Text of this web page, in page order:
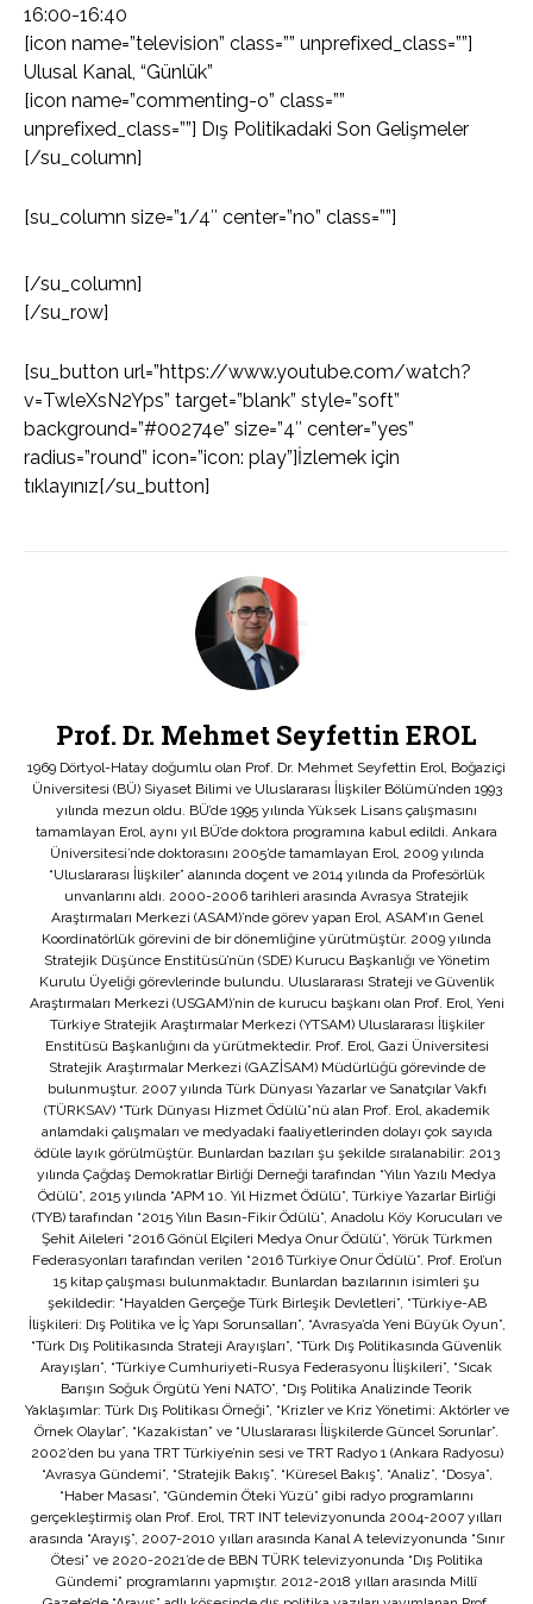
16:00-16:40
[icon name=”television” class=”” unprefixed_class=””]
Ulusal Kanal, “Günlük”
[icon name=”commenting-o” class=””
unprefixed_class=””] Dış Politikadaki Son Gelişmeler
[/su_column]
[su_column size=”1/4″ center=”no” class=””]
[/su_column]
[/su_row]
[su_button url=”https://www.youtube.com/watch?
v=TwleXsN2Yps” target=”blank” style=”soft”
background=”#00274e” size=”4″ center=”yes”
radius=”round” icon=”icon: play”]İzlemek için
tıklayınız[/su_button]
Prof. Dr. Mehmet Seyfettin EROL
1969 Dörtyol-Hatay doğumlu olan Prof. Dr. Mehmet Seyfettin Erol, Boğaziçi
Üniversitesi (BÜ) Siyaset Bilimi ve Uluslararası İlişkiler Bölümü’nden 1993
yılında mezun oldu. BÜ’de 1995 yılında Yüksek Lisans çalışmasını
tamamlayan Erol, aynı yıl BÜ’de doktora programına kabul edildi. Ankara
Üniversitesi’nde doktorasını 2005’de tamamlayan Erol, 2009 yılında
“Uluslararası İlişkiler” alanında doçent ve 2014 yılında da Profesörlük
unvanlarını aldı. 2000-2006 tarihleri arasında Avrasya Stratejik
Araştırmaları Merkezi (ASAM)’nde görev yapan Erol, ASAM’ın Genel
Koordinatörlük görevini de bir dönemliğine yürütmüştür. 2009 yılında
Stratejik Düşünce Enstitüsü’nün (SDE) Kurucu Başkanlığı ve Yönetim
Kurulu Üyeliği görevlerinde bulundu. Uluslararası Strateji ve Güvenlik
Araştırmaları Merkezi (USGAM)’nin de kurucu başkanı olan Prof. Erol, Yeni
Türkiye Stratejik Araştırmalar Merkezi (YTSAM) Uluslararası İlişkiler
Enstitüsü Başkanlığını da yürütmektedir. Prof. Erol, Gazi Üniversitesi
Stratejik Araştırmalar Merkezi (GAZİSAM) Müdürlüğü görevinde de
bulunmuştur. 2007 yılında Türk Dünyası Yazarlar ve Sanatçılar Vakfı
(TÜRKSAV) “Türk Dünyası Hizmet Ödülü”nü alan Prof. Erol, akademik
anlamdaki çalışmaları ve medyadaki faaliyetlerinden dolayı çok sayıda
ödüle layık görülmüştür. Bunlardan bazıları şu şekilde sıralanabilir: 2013
yılında Çağdaş Demokratlar Birliği Derneği tarafından “Yılın Yazılı Medya
Ödülü”, 2015 yılında “APM 10. Yıl Hizmet Ödülü”, Türkiye Yazarlar Birliği
(TYB) tarafından “2015 Yılın Basın-Fikir Ödülü”, Anadolu Köy Korucuları ve
Şehit Aileleri “2016 Gönül Elçileri Medya Onur Ödülü”, Yörük Türkmen
Federasyonları tarafından verilen “2016 Türkiye Onur Ödülü”. Prof. Erol’un
15 kitap çalışması bulunmaktadır. Bunlardan bazılarının isimleri şu
şekildedir: “Hayalden Gerçeğe Türk Birleşik Devletleri”, “Türkiye-AB
İlişkileri: Dış Politika ve İç Yapı Sorunsalları”, “Avrasya’da Yeni Büyük Oyun”,
“Türk Dış Politikasında Strateji Arayışları”, “Türk Dış Politikasında Güvenlik
Arayışları”, “Türkiye Cumhuriyeti-Rusya Federasyonu İlişkileri”, “Sıcak
Barışın Soğuk Örgütü Yeni NATO”, “Dış Politika Analizinde Teorik
Yaklaşımlar: Türk Dış Politikası Örneği”, “Krizler ve Kriz Yönetimi: Aktörler ve
Örnek Olaylar”, “Kazakistan” ve “Uluslararası İlişkilerde Güncel Sorunlar”.
2002’den bu yana TRT Türkiye’nin sesi ve TRT Radyo 1 (Ankara Radyosu)
“Avrasya Gündemi”, “Stratejik Bakış”, “Küresel Bakış”, “Analiz”, “Dosya”,
“Haber Masası”, “Gündemin Öteki Yüzü” gibi radyo programlarını
gerçekleştirmiş olan Prof. Erol, TRT INT televizyonunda 2004-2007 yılları
arasında “Arayış”, 2007-2010 yılları arasında Kanal A televizyonunda “Sınır
Ötesi” ve 2020-2021’de de BBN TÜRK televizyonunda “Dış Politika
Gündemi” programlarını yapmıştır. 2012-2018 yılları arasında Millî